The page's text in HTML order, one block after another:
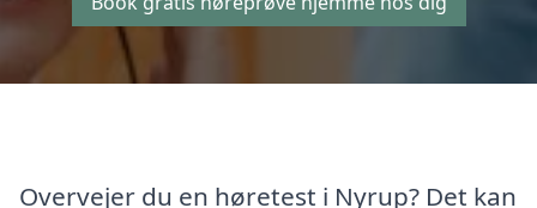
Overvejer du en høretest i Nyrup? Det kan